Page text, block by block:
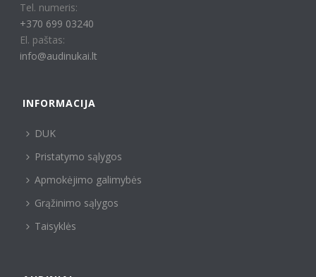
Tel. numeris:
+370 699 03240
El. paštas:
info@audinukai.lt
INFORMACIJA
DUK
Pristatymo sąlygos
Apmokėjimo galimybės
Grąžinimo sąlygos
Taisyklės